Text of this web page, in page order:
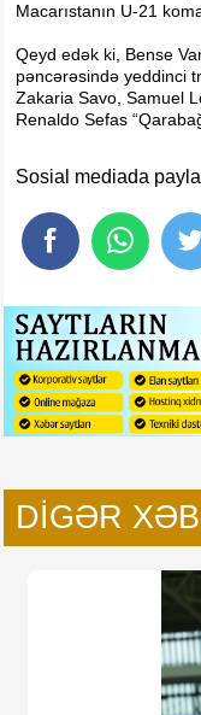
Dünya Kuboku-
Macarıstanın U-21
Qeyd edək ki, Bense
pəncərəsində yeddinci
Zakaria Savo, Samuel
Renaldo Sefas
Sosial mediada
DIGƏR